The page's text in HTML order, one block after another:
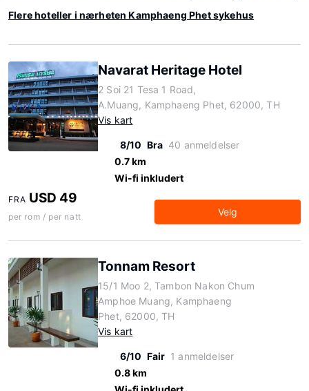
Flere hoteller i nærheten Kamphaeng Phet sykehus
Navarat Heritage Hotel
2 Soi 21 Tesa 1 Road,
A.Muang, Kamphaeng Phet, 62000, TH
Vis kart
8/10 Bra 40 anmeldelser
0.7 km
Wi-fi inkludert
FRA USD 49
per rom / per natt Velg
Tonnam Resort
15/1 Moo 2, Tambon Nakon Chum
Amphoe Muang, Kamphaeng
Phet, 62000, TH
Vis kart
6/10 Fair 1 anmeldelser
0.8 km